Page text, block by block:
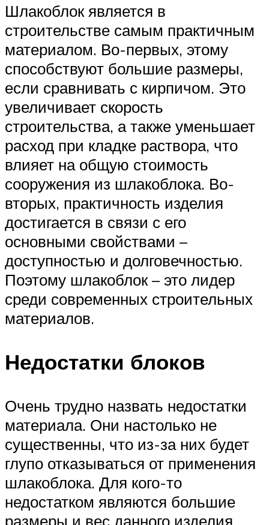
Шлакоблок является в
строительстве самым практичным
материалом. Во-первых, этому
способствуют большие размеры,
если сравнивать с кирпичом. Это
увеличивает скорость
строительства, а также уменьшает
расход при кладке раствора, что
влияет на общую стоимость
сооружения из шлакоблока. Во-
вторых, практичность изделия
достигается в связи с его
основными свойствами –
доступностью и долговечностью.
Поэтому шлакоблок – это лидер
среди современных строительных
материалов.
Недостатки блоков
Очень трудно назвать недостатки
материала. Они настолько не
существенны, что из-за них будет
глупо отказываться от применения
шлакоблока. Для кого-то
недостатком являются большие
размеры и вес данного изделия,